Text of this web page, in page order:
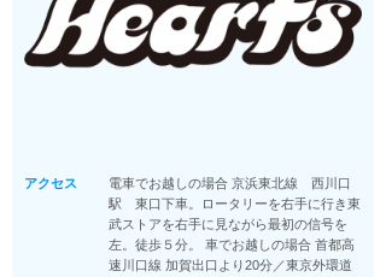
アクセス
電車でお越しの場合 京浜東北線 西川口
駅 東口下車。ロータリーを右手に行き東
武ストアを右手に見ながら最初の信号を
左。徒歩５分。 車でお越しの場合 首都高
速川口線 加賀出口より20分／東京外環道